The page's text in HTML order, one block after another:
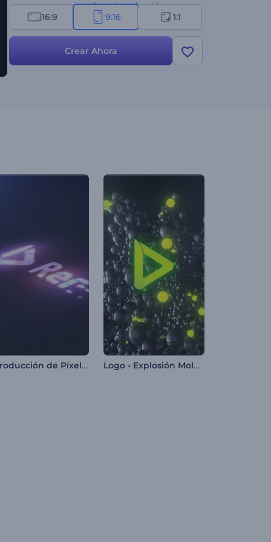
comparta su amor por la cocina saludable.
¡Pruébalo ahora!
16:9 9:16 1:1
Crear Ahora
Introducción de Píxeles de Neón Logo - Explosión Molecular